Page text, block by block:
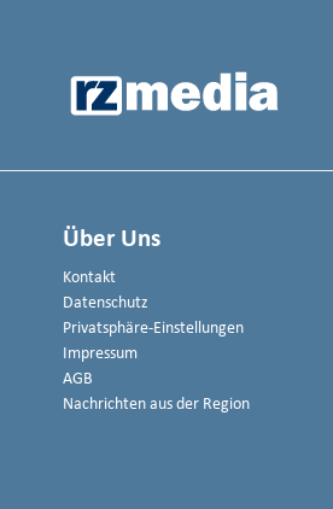
Über Uns
Kontakt
Datenschutz
Privatsphäre-Einstellungen
Impressum
AGB
Nachrichten aus der Region